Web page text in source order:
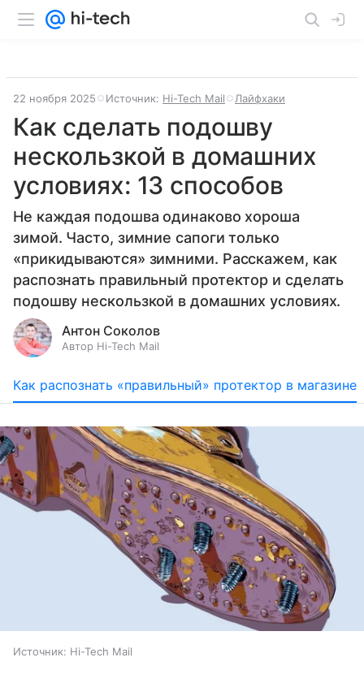
22 ноября 2025 Источник: Hi-Tech Mail Лайфхаки
Как сделать подошву
нескользкой в домашних
условиях: 13 способов
Не каждая подошва одинаково хороша
зимой. Часто, зимние сапоги только
«прикидываются» зимними. Расскажем, как
распознать правильный протектор и сделать
подошву нескользкой в домашних условиях.
Антон Соколов
Автор Hi-Tech Mail
Как распознать «правильный» протектор в магазине
Источник: Hi-Tech Mail